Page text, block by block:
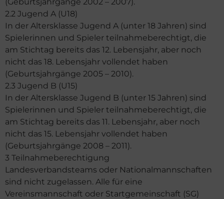
2.2 Jugend A (U18)
In der Altersklasse Jugend A (unter 18 Jahren) sind
Spielerinnen und Spieler teilnahmeberechtigt, die
am Stichtag bereits das 12. Lebensjahr, aber noch
nicht das 18. Lebensjahr vollendet haben
(Geburtsjahrgänge 2005 – 2010).
2.3 Jugend B (U15)
In der Altersklasse Jugend B (unter 15 Jahren) sind
Spielerinnen und Spieler teilnahmeberechtigt, die
am Stichtag bereits das 11. Lebensjahr, aber noch
nicht das 15. Lebensjahr vollendet haben
(Geburtsjahrgänge 2008 – 2011).
3 Teilnahmeberechtigung
Landesverbandsteams oder Nationalmannschaften
sind nicht zugelassen. Alle für eine
Vereinsmannschaft oder Startgemeinschaft (SG)